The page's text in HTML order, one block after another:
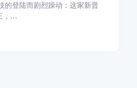
的登陆而剧烈躁动：这家新晋
，...